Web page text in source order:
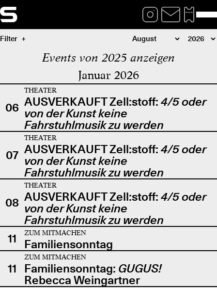
Filter
Events von 2025 anzeigen
Januar 2026
06
THEATER
AUSVERKAUFT Zell:stoff: 4/5 oder
von der Kunst keine
Fahrstuhlmusik zu werden
07
THEATER
AUSVERKAUFT Zell:stoff: 4/5 oder
von der Kunst keine
Fahrstuhlmusik zu werden
08
THEATER
AUSVERKAUFT Zell:stoff: 4/5 oder
von der Kunst keine
Fahrstuhlmusik zu werden
11
ZUM MITMACHEN
Familiensonntag
11
ZUM MITMACHEN
Familiensonntag: GUGUS!
Rebecca Weingartner